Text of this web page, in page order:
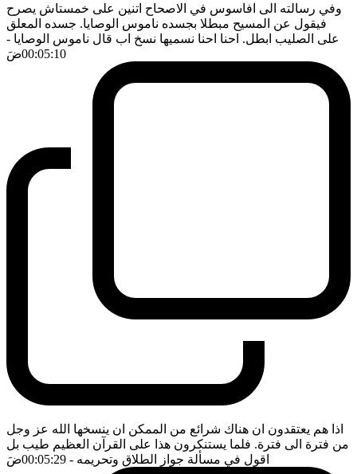
وفي رسالته الى افاسوس في الاصحاح اتنين على خمستاش يصرح
فيقول عن المسيح مبطلا بجسده ناموس الوصايا. جسده المعلق
على الصليب ابطل. احنا احنا نسميها نسخ اب قال ناموس الوصايا -
00:05:10ضَ
اذا هم يعتقدون ان هناك شرائع من الممكن ان ينسخها الله عز وجل
من فترة الى فترة. فلما يستنكرون هذا على القرآن العظيم طيب بل
اقول في مسألة جواز الطلاق وتحريمه - 00:05:29 ضَ